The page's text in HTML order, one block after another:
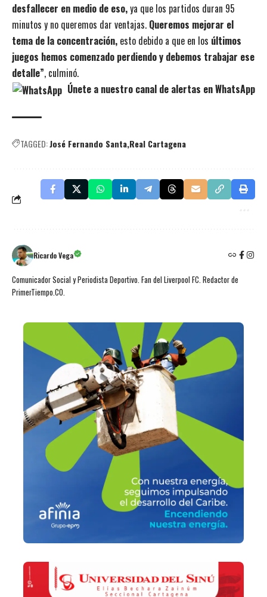
desfallecer en medio de eso,ya que los partidos duran 95
minutos y no queremos dar ventajas. Queremos mejorar el
tema de la concentración, esto debido a que en los últimos
juegos hemos comenzado perdiendo y debemos trabajar ese
detalle”, culminó.
Únete a nuestro canal de alertas en WhatsApp
TAGGED:José Fernando Santa Real Cartagena
Ricardo Vega
Comunicador Social y Periodista Deportivo. Fan del Liverpool FC. Redactor de
PrimerTiempo.CO.